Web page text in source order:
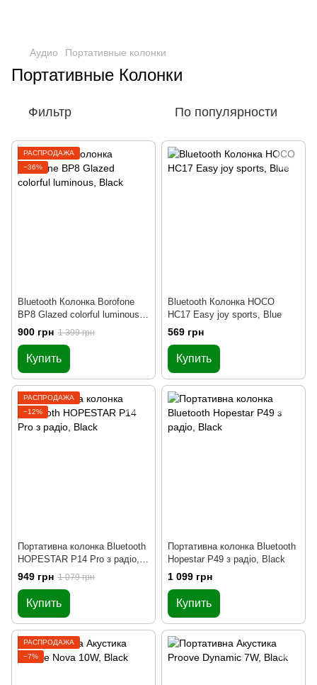
Аудио Портативные колонки
Портативные Колонки
Фильтр По популярности
РАСПРОДАЖА
−36%
Bluetooth Колонка Borofone
BP8 Glazed colorful luminous,
Black
900 грн 1 399 грн
Купить
Bluetooth Колонка HOCO
HC17 Easy joy sports, Blue
569 грн
Купить
РАСПРОДАЖА
−12%
Портативна колонка Bluetooth
HOPESTAR P14 Pro з радіо,
Black
949 грн 1 079 грн
Купить
Портативна колонка Bluetooth
Hopestar P49 з радіо, Black
1 099 грн
Купить
РАСПРОДАЖА
−7%